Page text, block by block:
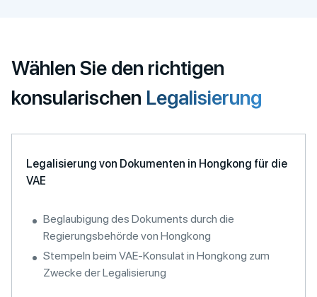
Wählen Sie den richtigen
konsularischen Legalisierung
Legalisierung von Dokumenten in Hongkong für die
VAE
Beglaubigung des Dokuments durch die
Regierungsbehörde von Hongkong
Stempeln beim VAE-Konsulat in Hongkong zum
Zwecke der Legalisierung